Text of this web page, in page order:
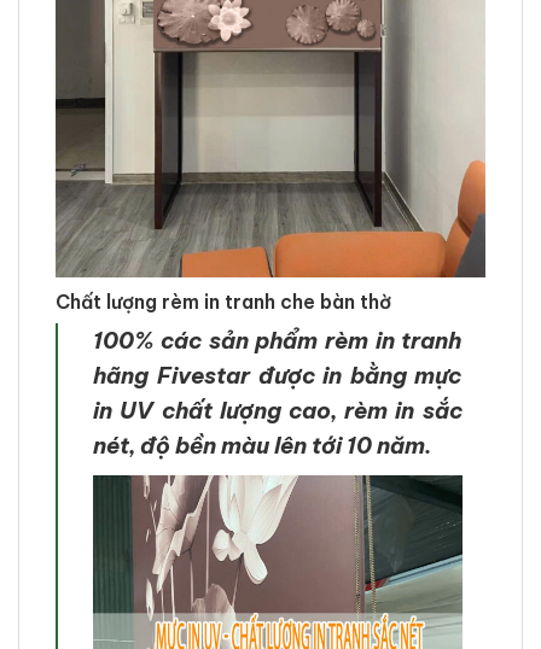
Chất lượng rèm in tranh che bàn thờ
100% các sản phẩm rèm in tranh
hãng Fivestar được in bằng mực
in UV chất lượng cao, rèm in sắc
nét, độ bền màu lên tới 10 năm.